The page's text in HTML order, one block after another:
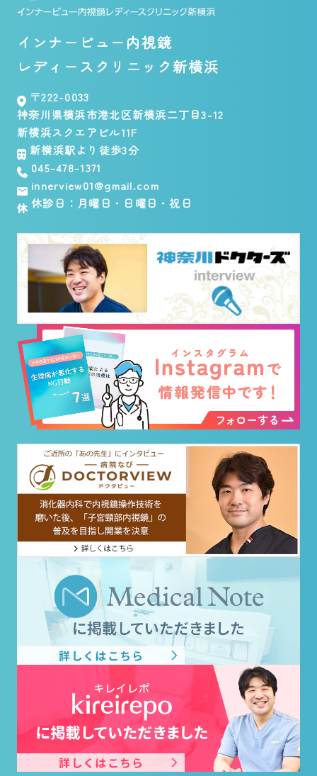
インナービュー内視鏡
レディースクリニック新横浜
〒222-0033
神奈川県横浜市港北区新横浜二丁目3-12
新横浜スクエアビル11F
新横浜駅より徒歩3分
045-478-1371
innerview01@gmail.com
休診日：月曜日・日曜日・祝日